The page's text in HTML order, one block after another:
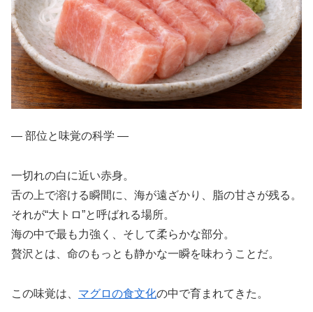
― 部位と味覚の科学 ―
一切れの白に近い赤身。
舌の上で溶ける瞬間に、海が遠ざかり、脂の甘さが残る。
それが“大トロ”と呼ばれる場所。
海の中で最も力強く、そして柔らかな部分。
贅沢とは、命のもっとも静かな一瞬を味わうことだ。
この味覚は、 マグロの食文化の中で育まれてきた。